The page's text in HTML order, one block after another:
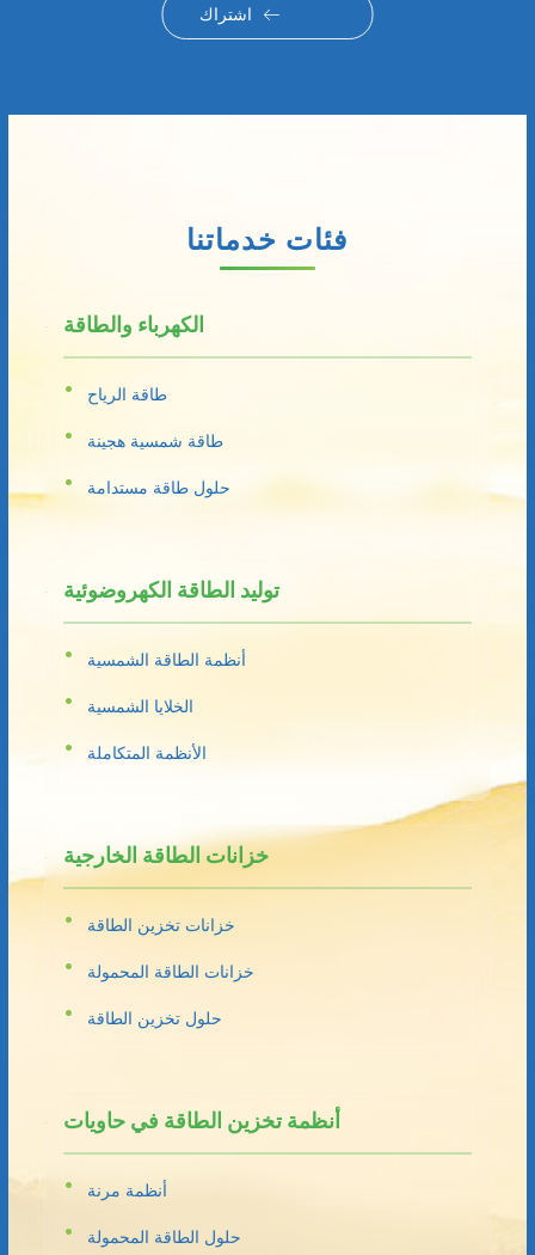
اشتراك
فئات خدماتنا
الكهرباء والطاقة
طاقة الرياح
طاقة شمسية هجينة
حلول طاقة مستدامة
توليد الطاقة الكهروضوئية
أنظمة الطاقة الشمسية
الخلايا الشمسية
الأنظمة المتكاملة
خزانات الطاقة الخارجية
خزانات تخزين الطاقة
خزانات الطاقة المحمولة
حلول تخزين الطاقة
أنظمة تخزين الطاقة في حاويات
أنظمة مرنة
حلول الطاقة المحمولة